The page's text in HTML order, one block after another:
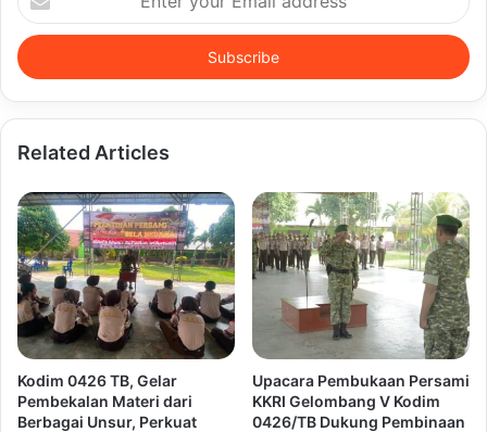
your
Email
address
Related Articles
Kodim 0426 TB, Gelar
Pembekalan Materi dari
Berbagai Unsur, Perkuat
Upacara Pembukaan Persami
KKRI Gelombang V Kodim
0426/TB Dukung Pembinaan